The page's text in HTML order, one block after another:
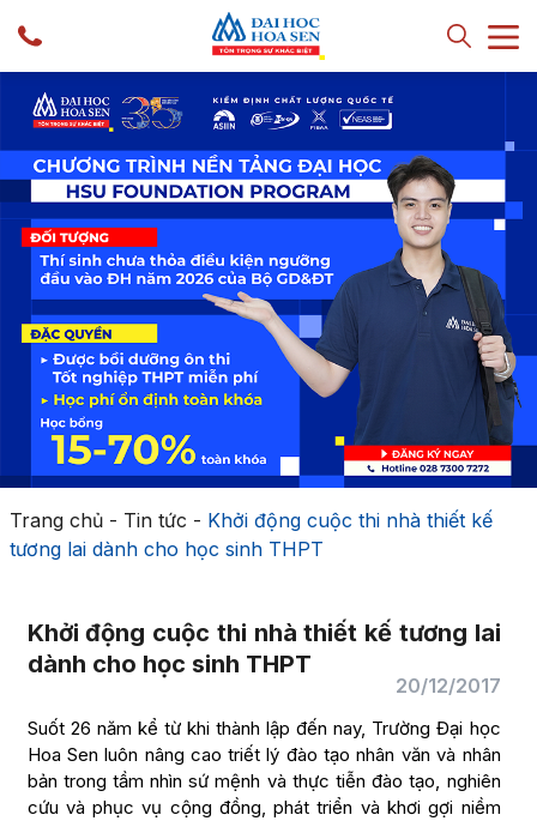
Trang chủ- Tin tức - Khởi động cuộc thi nhà thiết kế
tương lai dành cho học sinh THPT
Khởi động cuộc thi nhà thiết kế tương lai
dành cho học sinh THPT
20/12/2017
Suốt 26 năm kể từ khi thành lập đến nay, Trường Đại học
Hoa Sen luôn nâng cao triết lý đào tạo nhân văn và nhân
bản trong tầm nhìn sứ mệnh và thực tiễn đào tạo, nghiên
cứu và phục vụ cộng đồng, phát triển và khơi gợi niềm